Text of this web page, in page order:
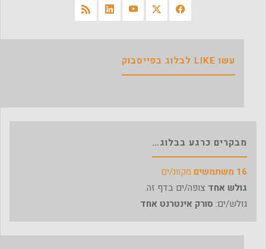
עשו LIKE לבלוג בפייסבוק
מבקרים כרגע בבלוג…
16 משתמשים
מקוונ/ים
גולש אחד צופה/ים בדף זה.
גולש/ים: סורק אינטרנט אחד